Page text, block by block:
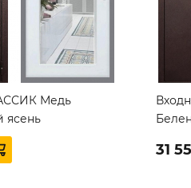
Медь
ясень
31